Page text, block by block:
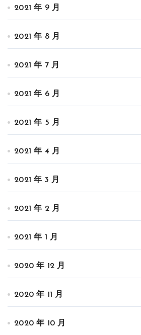
2021 年 9 月
2021 年 8 月
2021 年 7 月
2021 年 6 月
2021 年 5 月
2021 年 4 月
2021 年 3 月
2021 年 2 月
2021 年 1 月
2020 年 12 月
2020 年 11 月
2020 年 10 月